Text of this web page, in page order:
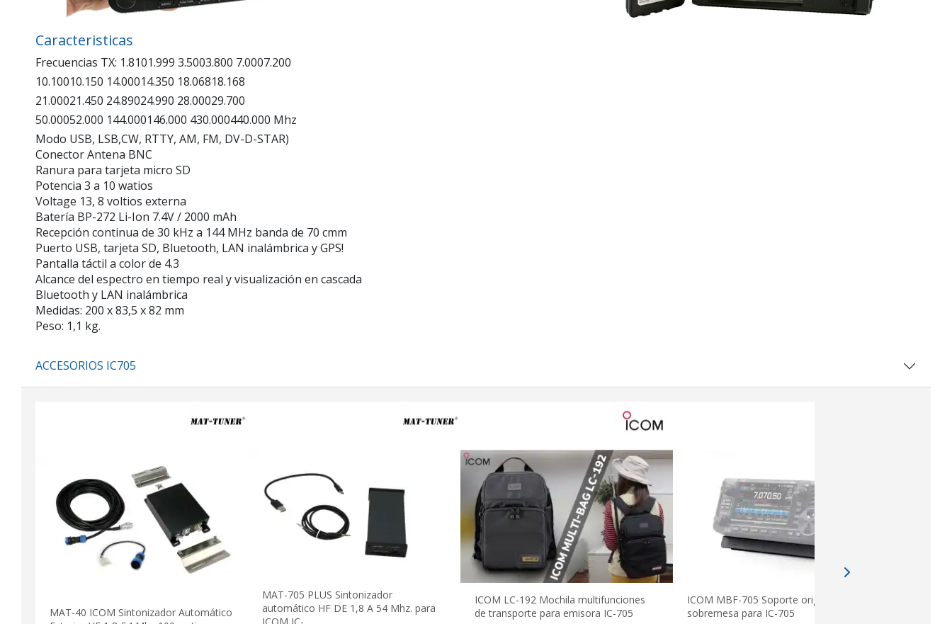
Caracteristicas
Frecuencias TX: 1.8101.999 3.5003.800 7.0007.200
10.10010.150 14.00014.350 18.06818.168
21.00021.450 24.89024.990 28.00029.700
50.00052.000 144.000146.000 430.000440.000 Mhz
Modo USB, LSB,CW, RTTY, AM, FM, DV-D-STAR)
Conector Antena BNC
Ranura para tarjeta micro SD
Potencia 3 a 10 watios
Voltage 13, 8 voltios externa
Batería BP-272 Li-Ion 7.4V / 2000 mAh
Recepción continua de 30 kHz a 144 MHz banda de 70 cmm
Puerto USB, tarjeta SD, Bluetooth, LAN inalámbrica y GPS!
Pantalla táctil a color de 4.3
Alcance del espectro en tiempo real y visualización en cascada
Bluetooth y LAN inalámbrica
Medidas: 200 x 83,5 x 82 mm
Peso: 1,1 kg.
ACCESORIOS IC705
MAT-40 ICOM Sintonizador Automático
MAT-705 PLUS Sintonizador
automático HF DE 1,8 A 54 Mhz. para
ICOM IC-
ICOM LC-192 Mochila multifunciones
de transporte para emisora IC-705
ICOM MBF-705 Soporte original de
sobremesa para IC-705